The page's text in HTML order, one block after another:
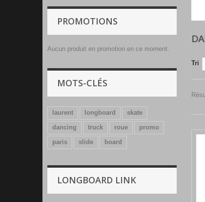
PROMOTIONS
Aucun produit en promotion en ce moment.
MOTS-CLÉS
laurent longboard
skate
dancing
truck roue
promo
paris
slide board
LONGBOARD LINK
Tri